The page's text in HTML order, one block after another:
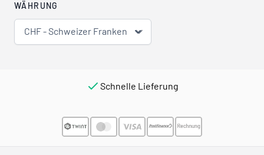
WÄHRUNG
CHF - Schweizer Franken
Schnelle Lieferung